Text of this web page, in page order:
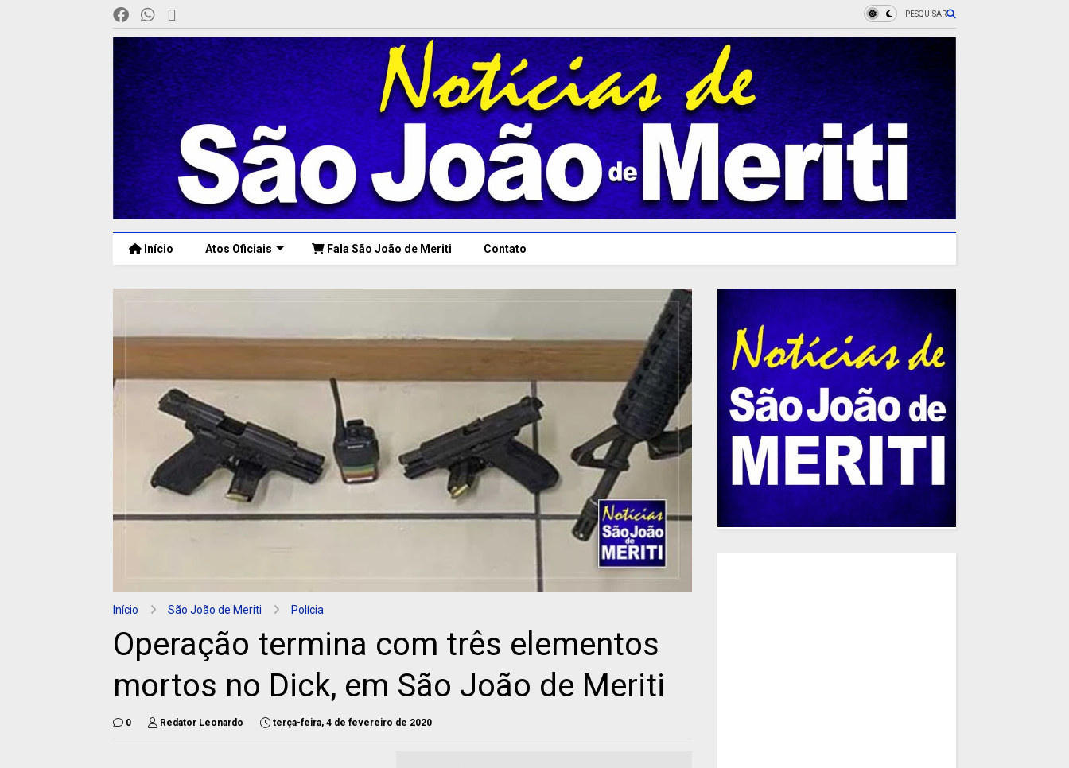
PESQUISAR
Início Atos Oficiais Fala São João de Meriti Contato
Início São João de Meriti Polícia
Operação termina com três elementos
mortos no Dick, em São João de Meriti
0 Redator Leonardo terça-feira, 4 de fevereiro de 2020